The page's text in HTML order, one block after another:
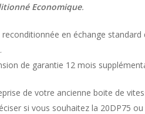
Economique.
en échange
de garantie 12 mois
de votre ancienne boite de
si vous souhaitez la 20DP75